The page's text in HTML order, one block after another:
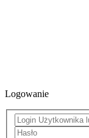
Logowanie